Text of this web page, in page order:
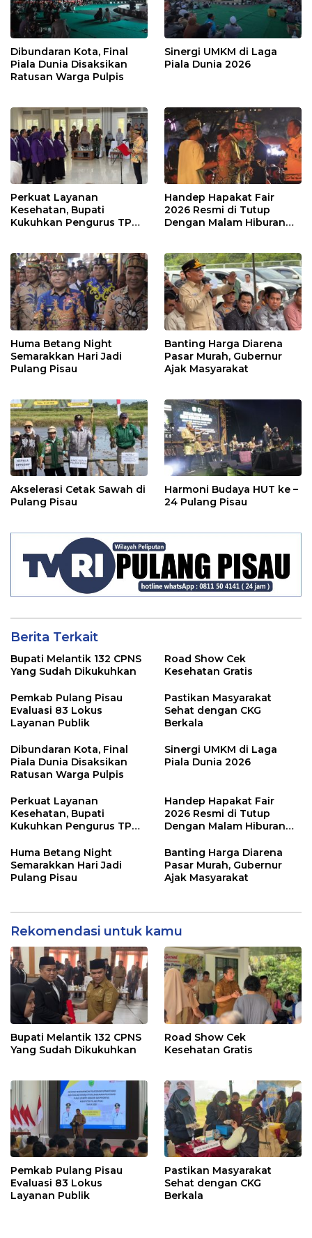
Dibundaran Kota, Final
Piala Dunia Disaksikan
Ratusan Warga Pulpis
Sinergi UMKM di Laga
Piala Dunia 2026
Perkuat Layanan
Kesehatan, Bupati
Kukuhkan Pengurus TP
Handep Hapakat Fair
2026 Resmi di Tutup
Dengan Malam Hiburan
Huma Betang Night
Semarakkan Hari Jadi
Pulang Pisau
Banting Harga Diarena
Pasar Murah, Gubernur
Ajak Masyarakat
Akselerasi Cetak Sawah di
Pulang Pisau
Harmoni Budaya HUT ke –
24 Pulang Pisau
Berita Terkait
Bupati Melantik 132 CPNS
Yang Sudah Dikukuhkan
Road Show Cek
Kesehatan Gratis
Pemkab Pulang Pisau
Evaluasi 83 Lokus
Layanan Publik
Pastikan Masyarakat
Sehat dengan CKG
Berkala
Dibundaran Kota, Final
Piala Dunia Disaksikan
Ratusan Warga Pulpis
Sinergi UMKM di Laga
Piala Dunia 2026
Perkuat Layanan
Kesehatan, Bupati
Kukuhkan Pengurus TP
Handep Hapakat Fair
2026 Resmi di Tutup
Dengan Malam Hiburan
Huma Betang Night
Semarakkan Hari Jadi
Pulang Pisau
Banting Harga Diarena
Pasar Murah, Gubernur
Ajak Masyarakat
Rekomendasi untuk kamu
Bupati Melantik 132 CPNS
Yang Sudah Dikukuhkan
Road Show Cek
Kesehatan Gratis
Pemkab Pulang Pisau
Evaluasi 83 Lokus
Layanan Publik
Pastikan Masyarakat
Sehat dengan CKG
Berkala